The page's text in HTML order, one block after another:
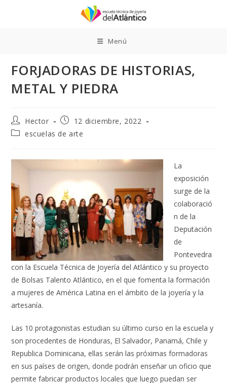
Menú
FORJADORAS DE HISTORIAS,
METAL Y PIEDRA
Autor
de
la
Hector
Publicación
de
la
12 diciembre, 2022
Categoría
entrada:
escuelas de arte
La
exposición
surge de la
colaboració
n de la
Deputación
de
Pontevedra
con la Escuela Técnica de Joyería del Atlántico y su proyecto
de Bolsas Talento Atlántico, en el que fomenta la formación
a mujeres de América Latina en el ámbito de la joyería y la
artesanía.
Las 10 protagonistas estudian su último curso en la escuela y
son procedentes de Honduras, El Salvador, Panamá, Chile y
Republica Dominicana, ellas serán las próximas formadoras
en sus países de origen, donde podrán enseñar un oficio que
permite fabricar productos locales que luego puedan ser